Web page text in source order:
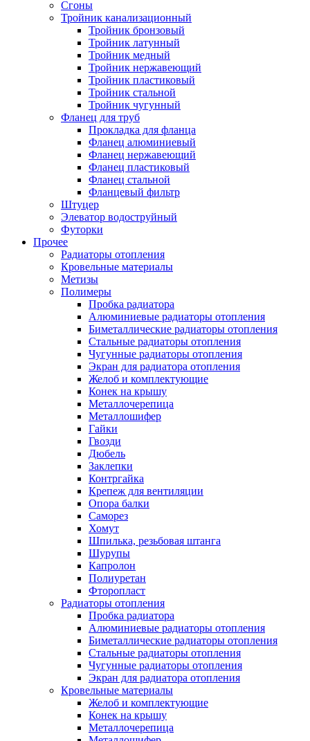
Сгоны
Тройник канализационный
Тройник бронзовый
Тройник латунный
Тройник медный
Тройник нержавеющий
Тройник пластиковый
Тройник стальной
Тройник чугунный
Фланец для труб
Прокладка для фланца
Фланец алюминиевый
Фланец нержавеющий
Фланец пластиковый
Фланец стальной
Фланцевый фильтр
Штуцер
Элеватор водоструйный
Футорки
Прочее
Радиаторы отопления
Кровельные материалы
Метизы
Полимеры
Пробка радиатора
Алюминиевые радиаторы отопления
Биметаллические радиаторы отопления
Стальные радиаторы отопления
Чугунные радиаторы отопления
Экран для радиатора отопления
Желоб и комплектующие
Конек на крышу
Металлочерепица
Металлошифер
Гайки
Гвозди
Дюбель
Заклепки
Контргайка
Крепеж для вентиляции
Опора балки
Саморез
Хомут
Шпилька, резьбовая штанга
Шурупы
Капролон
Полиуретан
Фторопласт
Радиаторы отопления
Пробка радиатора
Алюминиевые радиаторы отопления
Биметаллические радиаторы отопления
Стальные радиаторы отопления
Чугунные радиаторы отопления
Экран для радиатора отопления
Кровельные материалы
Желоб и комплектующие
Конек на крышу
Металлочерепица